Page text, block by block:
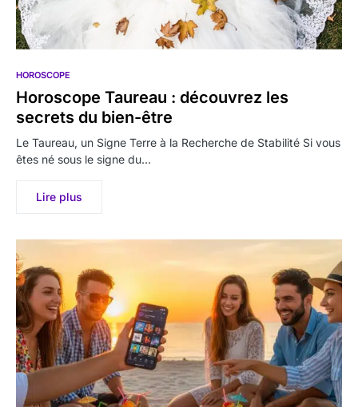
HOROSCOPE
Horoscope Taureau : découvrez les
secrets du bien-être
Le Taureau, un Signe Terre à la Recherche de Stabilité Si vous
êtes né sous le signe du…
Lire plus